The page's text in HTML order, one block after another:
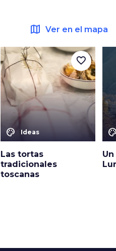
map Ver en el mapa
color_lens Ideas
Las tortas
tradicionales
toscanas
favorite_border